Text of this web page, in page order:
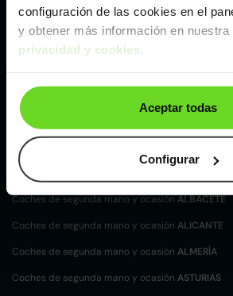
configuración de las cookies en el
y obtener más información en nuestra
privacidad y cookies.
Aceptar todas
Configurar
Zaragoza
Ver Jeep Compass de segunda
Jeep Compass de segunda mano y ocasión
Coches de segunda mano y
localización
Coches de segunda mano y ocasiónALBACETE
Coches de segunda mano y ocasión ALICANTE
Coches de segunda mano y ocasión ALMERÍA
Coches de segunda mano y ocasión ASTURIAS